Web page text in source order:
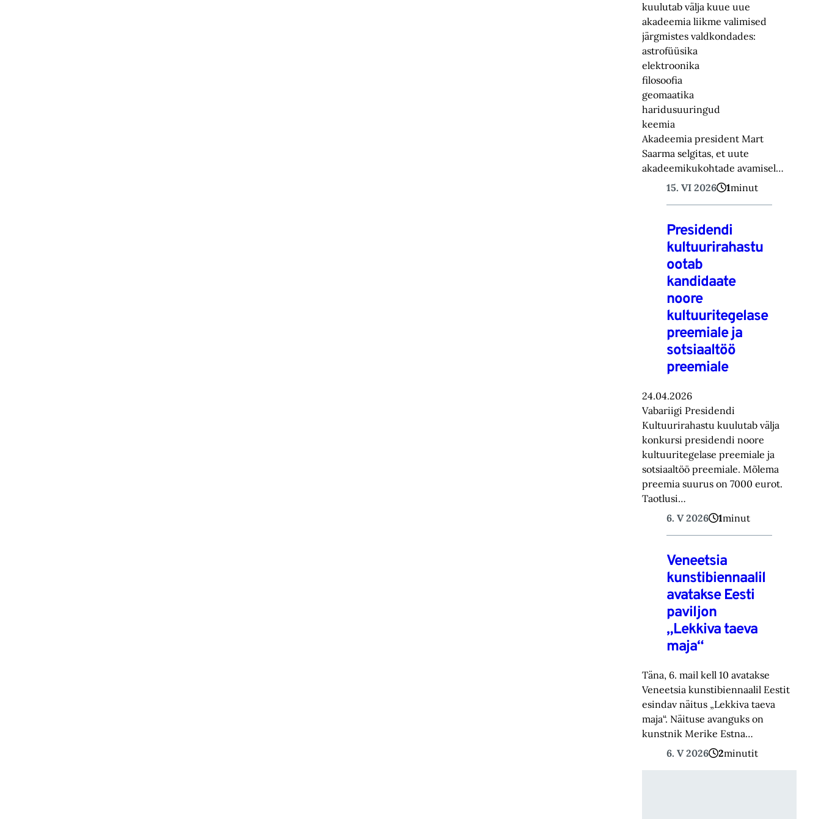
kuulutab välja kuue uue
akadeemia liikme valimised
järgmistes valdkondades:
astrofüüsika
elektroonika
filosoofia
geomaatika
haridusuuringud
keemia
Akadeemia president Mart
Saarma selgitas, et uute
akadeemikukohtade avamisel…
15. VI 2026
1minut
Presidendi
kultuurirahastu
ootab
kandidaate
noore
kultuuritegelase
preemiale ja
sotsiaaltöö
preemiale
24.04.2026
Vabariigi Presidendi
Kultuurirahastu kuulutab välja
konkursi presidendi noore
kultuuritegelase preemiale ja
sotsiaaltöö preemiale. Mõlema
preemia suurus on 7000 eurot.
Taotlusi…
6. V 2026
1minut
Veneetsia
kunstibiennaalil
avatakse Eesti
paviljon
„Lekkiva taeva
maja“
Täna, 6. mail kell 10 avatakse
Veneetsia kunstibiennaalil Eestit
esindav näitus „Lekkiva taeva
maja“. Näituse avanguks on
kunstnik Merike Estna…
6. V 2026
2minutit